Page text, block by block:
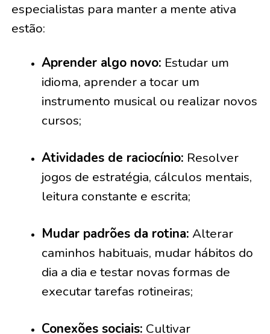
especialistas para manter a mente ativa
estão:
Aprender algo novo: Estudar um
idioma, aprender a tocar um
instrumento musical ou realizar novos
cursos;
Atividades de raciocínio: Resolver
jogos de estratégia, cálculos mentais,
leitura constante e escrita;
Mudar padrões da rotina: Alterar
caminhos habituais, mudar hábitos do
dia a dia e testar novas formas de
executar tarefas rotineiras;
Conexões sociais: Cultivar